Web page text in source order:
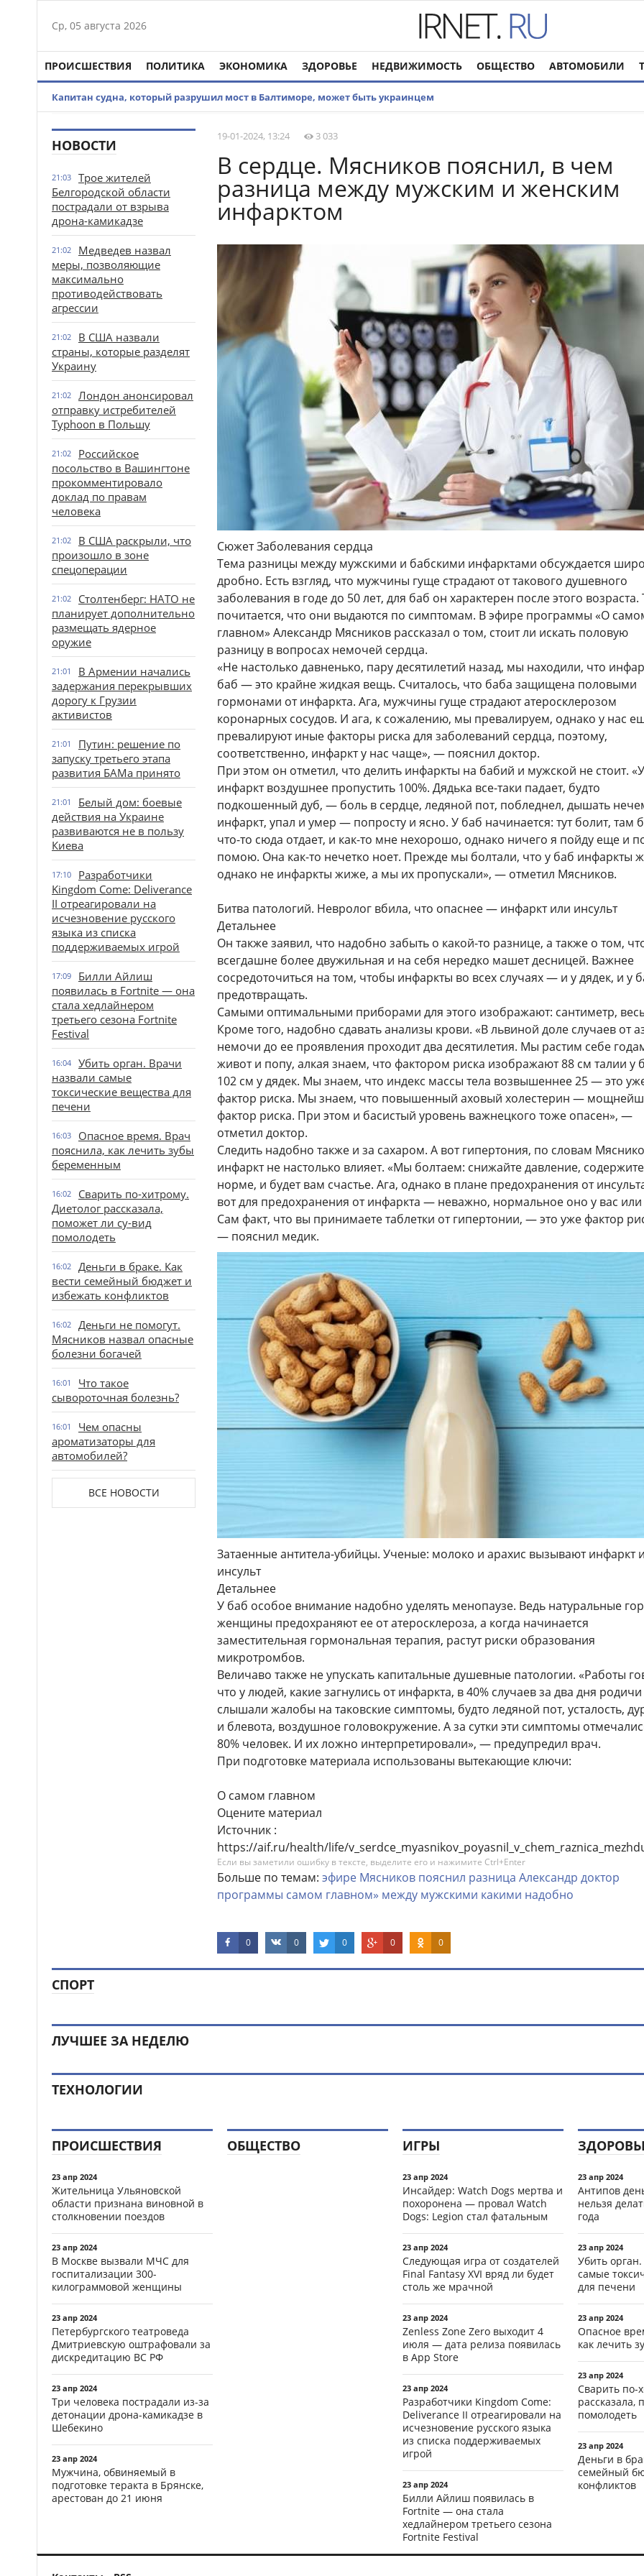
Ср, 05 августа 2026
ПРОИСШЕСТВИЯ ПОЛИТИКА ЭКОНОМИКА ЗДОРОВЬЕ НЕДВИЖИМОСТЬ ОБЩЕСТВО АВТОМОБИЛИ
Капитан судна, который разрушил мост в Балтиморе, может быть украинцем
НОВОСТИ
21:03
Трое жителей
Белгородской области
пострадали от взрыва
дрона-камикадзе
21:02
Медведев назвал
меры, позволяющие
максимально
противодействовать
агрессии
21:02
В США назвали
страны, которые разделят
Украину
21:02
Лондон анонсировал
отправку истребителей
Typhoon в Польшу
21:02
Российское
посольство в Вашингтоне
прокомментировало
доклад по правам
человека
21:02
В США раскрыли, что
произошло в зоне
спецоперации
21:02
Столтенберг: НАТО не
планирует дополнительно
размещать ядерное
оружие
21:01
В Армении начались
задержания перекрывших
дорогу к Грузии
активистов
21:01
Путин: решение по
запуску третьего этапа
развития БАМа принято
21:01
Белый дом: боевые
действия на Украине
развиваются не в пользу
Киева
17:10
Разработчики
Kingdom Come: Deliverance
II отреагировали на
исчезновение русского
языка из списка
поддерживаемых игрой
17:09
Билли Айлиш
появилась в Fortnite — она
стала хедлайнером
третьего сезона Fortnite
Festival
16:04
Убить орган. Врачи
назвали самые
токсические вещества для
печени
16:03
Опасное время. Врач
пояснила, как лечить зубы
беременным
16:02
Сварить по-хитрому.
Диетолог рассказала,
поможет ли су-вид
помолодеть
16:02
Деньги в браке. Как
вести семейный бюджет и
избежать конфликтов
16:02
Деньги не помогут.
Мясников назвал опасные
болезни богачей
16:01
Что такое
сывороточная болезнь?
16:01
Чем опасны
ароматизаторы для
автомобилей?
ВСЕ НОВОСТИ
19-01-2024, 13:24 3 033
В сердце. Мясников пояснил, в чем
разница между мужским и женским
инфарктом
Сюжет Заболевания сердца
Тема разницы между мужскими и бабскими инфарктами обсуждается
дробно. Есть взгляд, что мужчины гуще страдают от такового душевного
заболевания в годе до 50 лет, для баб он характерен после этого возраста.
почитается, что они выдаются по симптомам. В эфире программы «О
главном» Александр Мясников рассказал о том, стоит ли искать половую
разницу в вопросах немочей сердца.
«Не настолько давненько, пару десятилетий назад, мы находили, что
баб — это крайне жидкая вещь. Считалось, что баба защищена половыми
гормонами от инфаркта. Ага, мужчины гуще страдают атеросклерозом
коронарных сосудов. И ага, к сожалению, мы превалируем, однако у нас
превалируют иные факторы риска для заболеваний сердца, поэтому,
соответственно, инфаркт у нас чаще», — пояснил доктор.
При этом он отметил, что делить инфаркты на бабий и мужской не стоит.
инфаркт воздушнее пропустить 100%. Дядька все-таки падает, будто
подкошенный дуб, — боль в сердце, ледяной пот, побледнел, дышать
инфаркт, упал и умер — попросту и ясно. У баб начинается: тут болит, там
что-то сюда отдает, и как-то мне нехорошо, однако ничего я пойду еще и
помою. Она как-то нечетко ноет. Прежде мы болтали, что у баб инфаркты
однако не инфаркты жиже, а мы их пропускали», — отметил Мясников.
Битва патологий. Невролог вбила, что опаснее — инфаркт или инсульт
Детальнее
Он также заявил, что надобно забыть о какой-то разнице, а также о том,
всегдашне более двужильная и на себя нередко машет десницей. Важнее
сосредоточиться на том, чтобы инфаркты во всех случаях — и у дядек, и у
предотвращать.
Самыми оптимальными приборами для этого изображают: сантиметр,
Кроме того, надобно сдавать анализы крови. «В львиной доле случаев от
немочи до ее проявления проходит два десятилетия. Мы растим себе
живот и попу, алкая знаем, что фактором риска изображают 88 см талии у
102 см у дядек. Мы знаем, что индекс массы тела возвышеннее 25 — это
фактор риска. Мы знаем, что повышенный аховый холестерин —
фактор риска. При этом и басистый уровень важнецкого тоже опасен», —
отметил доктор.
Следить надобно также и за сахаром. А вот гипертония, по словам
инфаркт не настолько влияет. «Мы болтаем: снижайте давление,
норме, и будет вам счастье. Ага, однако в плане предохранения от
вот для предохранения от инфаркта — неважно, нормальное оно у вас или
Сам факт, что вы принимаете таблетки от гипертонии, — это уже фактор
— пояснил медик.
Затаенные антитела-убийцы. Ученые: молоко и арахис вызывают инфаркт и
инсульт
Детальнее
У баб особое внимание надобно уделять менопаузе. Ведь натуральные
женщины предохраняют ее от атеросклероза, а когда начинается
заместительная гормональная терапия, растут риски образования
микротромбов.
Величаво также не упускать капитальные душевные патологии. «Работы
что у людей, какие загнулись от инфаркта, в 40% случаев за два дня родичи
слышали жалобы на таковские симптомы, будто ледяной пот, усталость,
и блевота, воздушное головокружение. А за сутки эти симптомы
80% человек. И их ложно интерпретировали», — предупредил врач.
При подготовке материала использованы вытекающие ключи:
О самом главном
Оцените материал
Источник :
https://aif.ru/health/life/
Если вы заметили ошибку в тексте, выделите его и нажимите Ctrl+Enter
Больше по темам: эфире Мясников пояснил разница Александр доктор
программы самом главном» между мужскими какими надобно
0 0 0 0 0
СПОРТ
ЛУЧШЕЕ ЗА НЕДЕЛЮ
ТЕХНОЛОГИИ
ПРОИСШЕСТВИЯ
23 апр 2024
Жительница Ульяновской
области признана виновной в
столкновении поездов
23 апр 2024
В Москве вызвали МЧС для
госпитализации 300-
килограммовой женщины
23 апр 2024
Петербургского театроведа
Дмитриевскую оштрафовали за
дискредитацию ВС РФ
23 апр 2024
Три человека пострадали из-за
детонации дрона-камикадзе в
Шебекино
23 апр 2024
Мужчина, обвиняемый в
подготовке теракта в Брянске,
арестован до 21 июня
ОБЩЕСТВО ИГРЫ
23 апр 2024
Инсайдер: Watch Dogs мертва и
похоронена — провал Watch
Dogs: Legion стал фатальным
23 апр 2024
Следующая игра от создателей
Final Fantasy XVI вряд ли будет
столь же мрачной
23 апр 2024
Zenless Zone Zero выходит 4
июля — дата релиза появилась
в App Store
23 апр 2024
Разработчики Kingdom Come:
Deliverance II отреагировали на
исчезновение русского языка
из списка поддерживаемых
игрой
23 апр 2024
Билли Айлиш появилась в
Fortnite — она стала
хедлайнером третьего сезона
Fortnite Festival
23 апр 2024
Антипов
нельзя
года
23 апр 2024
Убить
самые
для печени
23 апр 2024
Опасное
как лечить
23 апр 2024
Сварить по-
рассказала,
помолодеть
23 апр 2024
Деньги в
семейный
конфликтов